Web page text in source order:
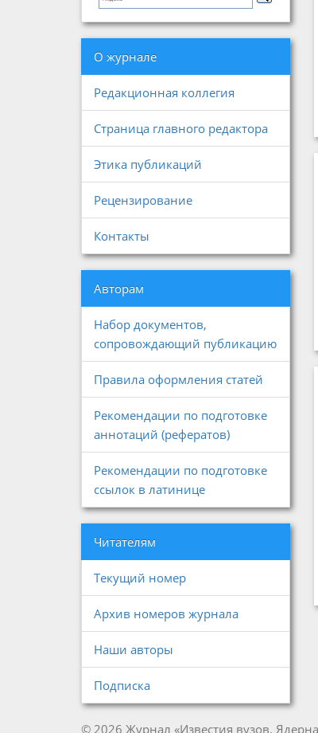
О журнале
Редакционная коллегия
Страница главного редактора
Этика публикаций
Рецензирование
Контакты
Авторам
Набор документов,
сопровождающий публикацию
Правила оформления статей
Рекомендации по подготовке
аннотаций (рефератов)
Рекомендации по подготовке
ссылок в латинице
Читателям
Текущий номер
Архив номеров журнала
Наши авторы
Подписка
© 2026 Журнал «Известия вузов.